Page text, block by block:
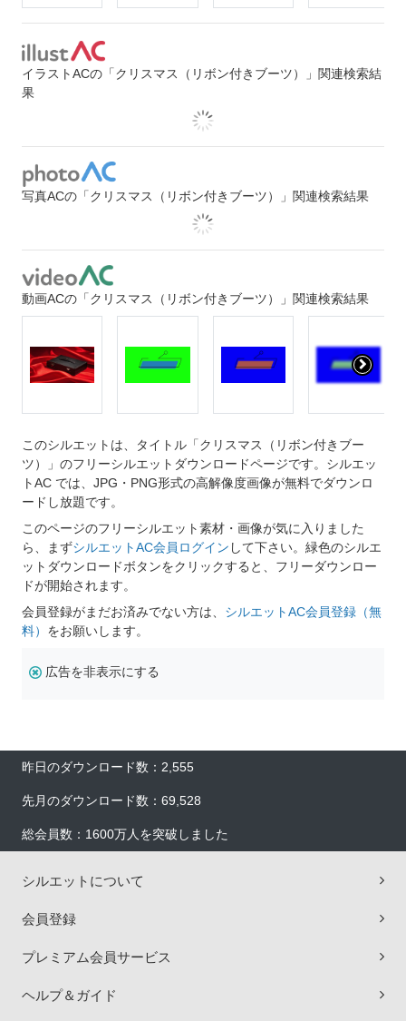
イラストACの「クリスマス（リボン付きブーツ）」関連検索結
果
写真ACの「クリスマス（リボン付きブーツ）」関連検索結果
動画ACの「クリスマス（リボン付きブーツ）」関連検索結果
このシルエットは、タイトル「クリスマス（リボン付きブー
ツ）」のフリーシルエットダウンロードページです。シルエッ
トAC では、JPG・PNG形式の高解像度画像が無料でダウンロ
ードし放題です。
このページのフリーシルエット素材・画像が気に入りました
ら、まずシルエットAC会員ログイン して下さい。緑色のシルエ
ットダウンロードボタンをクリックすると、フリーダウンロー
ドが開始されます。
会員登録がまだお済みでない方は、 シルエットAC会員登録（無
料） をお願いします。
広告を非表示にする
昨日のダウンロード数：2,555
先月のダウンロード数：69,528
総会員数：1600万人を突破しました
シルエットについて
会員登録
プレミアム会員サービス
ヘルプ＆ガイド